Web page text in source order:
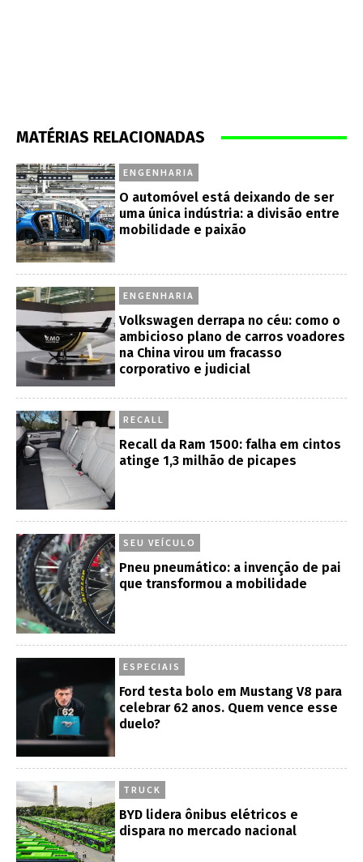
MATÉRIAS RELACIONADAS
ENGENHARIA
O automóvel está deixando de ser
uma única indústria: a divisão entre
mobilidade e paixão
ENGENHARIA
Volkswagen derrapa no céu: como o
ambicioso plano de carros voadores
na China virou um fracasso
corporativo e judicial
RECALL
Recall da Ram 1500: falha em cintos
atinge 1,3 milhão de picapes
SEU VEÍCULO
Pneu pneumático: a invenção de pai
que transformou a mobilidade
ESPECIAIS
Ford testa bolo em Mustang V8 para
celebrar 62 anos. Quem vence esse
duelo?
TRUCK
BYD lidera ônibus elétricos e
dispara no mercado nacional